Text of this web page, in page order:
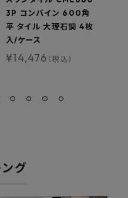
3P コンバイン 600角
平 タイル 大理石調 4枚
入/ケース
¥14,476 （税込）
グ